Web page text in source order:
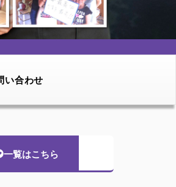
い合わせ
一覧はこちら